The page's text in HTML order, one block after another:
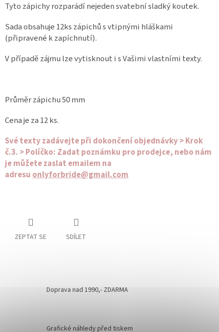
Tyto zápichy rozparádí nejeden svatební sladký koutek.
Sada obsahuje 12ks zápichů s vtipnými hláškami
(připravené k zapíchnutí).
V případě zájmu lze vytisknout i s Vašimi vlastními texty.
Průměr zápichu 50 mm
Cena je za 12 ks.
Své texty zadávejte při dokončení objednávky > Krok
č.3. > Políčko: Zadat poznámku pro prodejce, nebo nám
je můžete zaslat emailem na
adresuonlyforbride@gmail.com
ZEPTAT SE SDÍLET
Doprava nad 1990,- ZDARMA
Grafické náhledy před tiskem